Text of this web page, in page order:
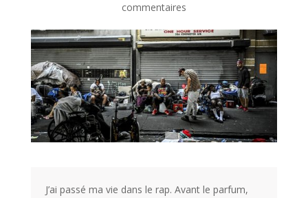
commentaires
J’ai passé ma vie dans le rap. Avant le parfum,